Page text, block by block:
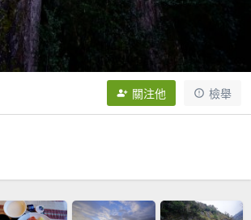
關注他 檢舉